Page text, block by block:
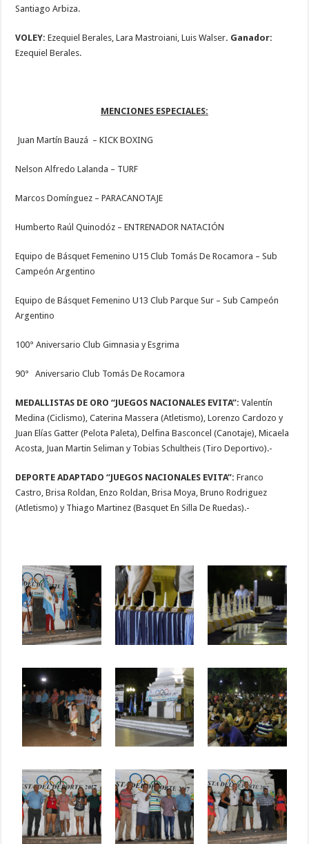
Santiago Arbiza.
VOLEY:Ezequiel Berales, Lara Mastroiani, Luis Walser. Ganador:
Ezequiel Berales.
MENCIONES ESPECIALES:
Juan Martín Bauzá – KICK BOXING
Nelson Alfredo Lalanda – TURF
Marcos Domínguez – PARACANOTAJE
Humberto Raúl Quinodóz – ENTRENADOR NATACIÓN
Equipo de Básquet Femenino U15 Club Tomás De Rocamora – Sub
Campeón Argentino
Equipo de Básquet Femenino U13 Club Parque Sur – Sub Campeón
Argentino
100° Aniversario Club Gimnasia y Esgrima
90° Aniversario Club Tomás De Rocamora
MEDALLISTAS DE ORO “JUEGOS NACIONALES EVITA”: Valentín
Medina (Ciclismo), Caterina Massera (Atletismo), Lorenzo Cardozo y
Juan Elías Gatter (Pelota Paleta), Delfina Basconcel (Canotaje), Micaela
Acosta, Juan Martin Seliman y Tobias Schultheis (Tiro Deportivo).-
DEPORTE ADAPTADO “JUEGOS NACIONALES EVITA”: Franco
Castro, Brisa Roldan, Enzo Roldan, Brisa Moya, Bruno Rodriguez
(Atletismo) y Thiago Martinez (Basquet En Silla De Ruedas).-